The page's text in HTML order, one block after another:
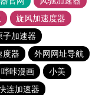
旋风加速度器
子加速器
度器
外网网址导航
哔咔漫画
小美
连加速器